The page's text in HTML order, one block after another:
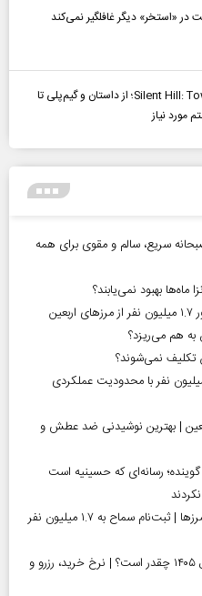
«استخر» دیگر غافلگیر نمی‌کند
بررسی بازی Silent Hill: Townfall؛ از داستان و گیم‌پلی تا
مورد نیاز
چی درست کنم؟ معرفی ۳۰ صبحانه سریع، سالم و مقوی برای همه
ماه‌ها بهبود نمی‌یابند؟
به هم می‌ریزد؟
تکلیف نمی‌شوند؟
معلولیت در ایران | بیش از ۱۰.۵ میلیون نفر با محدودیت عملکردی
| بهترین نوشیدنی ضد عطش و
گوینده؛ رسانه‌ای که حسینیه است
آغاز رسمی برنامه‌های اربعین ۱۴۰۵ در مرز‌ها | ثبت‌نام سماح به ۱.۷ میلیون نفر
قیمت قبر در بهشت زهرا (س) در سال ۱۴۰۵ چقدر است؟ | نرخ خرید، رزرو و